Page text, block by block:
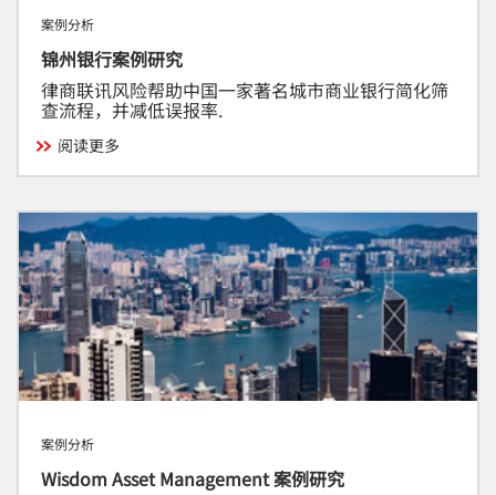
案例分析
锦州银行案例研究
律商联讯风险帮助中国一家著名城市商业银行简化筛
查流程，并减低误报率.
阅读更多
案例分析
Wisdom Asset Management 案例研究